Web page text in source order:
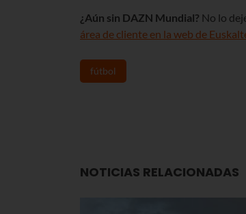
¿Aún sin DAZN Mundial? No lo
área de cliente en la web de
fútbol
NOTICIAS RELACIONADAS